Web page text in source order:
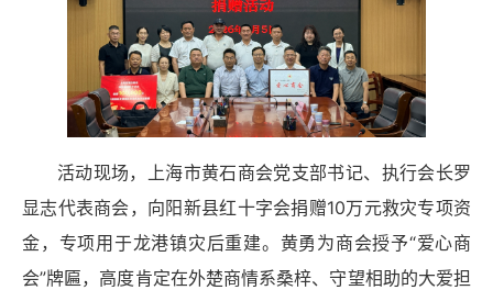
活动现场，上海市黄石商会党支部书记、执行会长罗
显志代表商会，向阳新县红十字会捐赠10万元救灾专项资
金，专项用于龙港镇灾后重建。黄勇为商会授予“爱心商
会”牌匾，高度肯定在外楚商情系桑梓、守望相助的大爱担